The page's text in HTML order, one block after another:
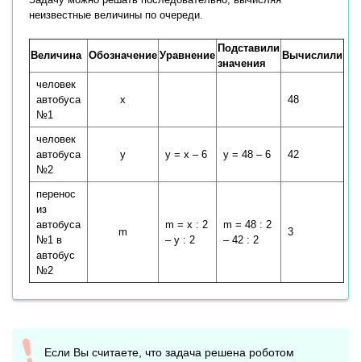
неизвестные величины по очереди.
Величина Обозначение Уравнение
Подставили
значения
Вычислили
человек
автобуса
№1
x 48
человек
автобуса
№2
y y = x – 6 y = 48 – 6 42
перенос
из
автобуса
№1 в
автобус
№2
m
m = x : 2
– y : 2
m = 48 : 2
– 42 : 2
3
Если Вы считаете, что задача решена роботом